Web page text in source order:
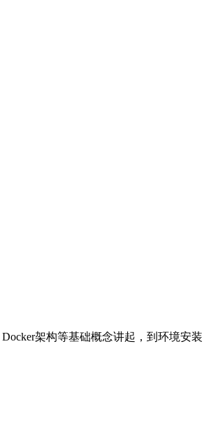
架构等基础概念讲起，到环境安